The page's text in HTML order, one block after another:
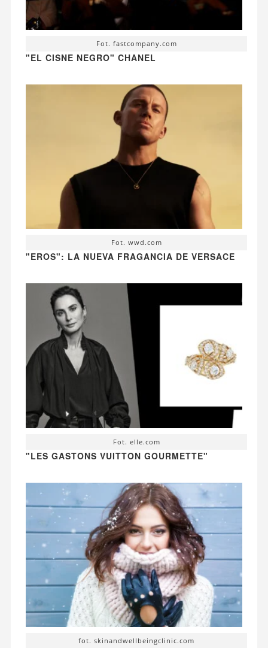
Fot. fastcompany.com
"EL CISNE NEGRO" CHANEL
Fot. wwd.com
"EROS": LA NUEVA FRAGANCIA DE VERSACE
Fot. elle.com
"LES GASTONS VUITTON GOURMETTE"
fot. skinandwellbeingclinic.com